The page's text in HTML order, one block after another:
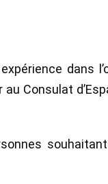
dans
au Consulat